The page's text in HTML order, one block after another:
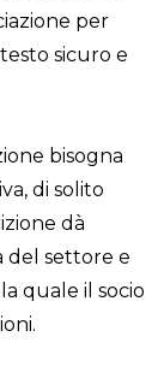
per
sicuro e
bisogna
di solito
dà
del settore e
quale il socio